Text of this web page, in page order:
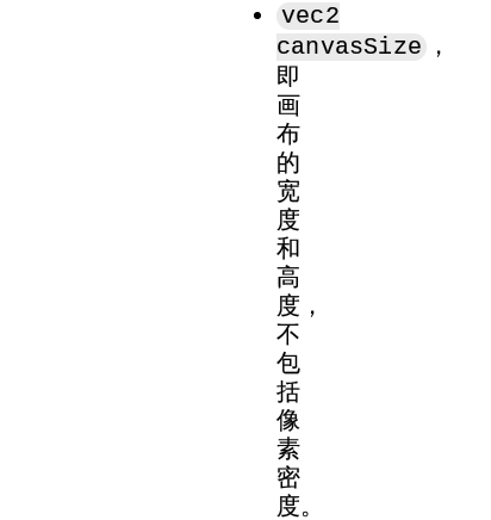
vec2
canvasSize
，
即
画
布
的
宽
度
和
高
度，
不
包
括
像
素
密
度。